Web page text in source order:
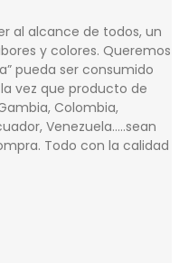
al alcance de todos, un
y colores. Queremos
pueda ser consumido
vez que producto de
Colombia,
Venezuela…..sean
Todo con la calidad